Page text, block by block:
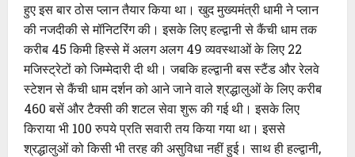
हुए इस बार ठोस प्लान तैयार किया था। खुद मुख्यमंत्री धामी ने प्लान
की नजदीकी से मॉनिटरिंग की। इसके लिए हल्द्वानी से कैंची धाम तक
करीब 45 किमी हिस्से में अलग अलग 49 व्यवस्थाओं के लिए 22
मजिस्ट्रेटों को जिम्मेदारी दी थी। जबकि हल्द्वानी बस स्टैंड और रेलवे
स्टेशन से कैंची धाम दर्शन को आने जाने वाले श्रद्धालुओं के लिए करीब
460 बसें और टैक्सी की शटल सेवा शुरू की गई थी। इसके लिए
किराया भी 100 रुपये प्रति सवारी तय किया गया था। इससे
श्रद्धालुओं को किसी भी तरह की असुविधा नहीं हुई। साथ ही हल्द्वानी,